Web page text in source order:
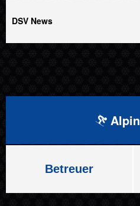
DSV News
Alpin
Betreuer